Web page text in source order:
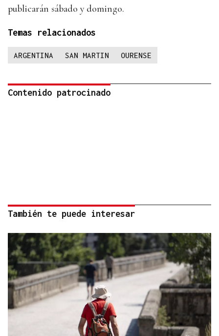
publicarán sábado y domingo.
Temas relacionados
ARGENTINA SAN MARTIN OURENSE
Contenido patrocinado
También te puede interesar